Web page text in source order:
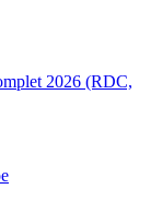
2026 (RDC,